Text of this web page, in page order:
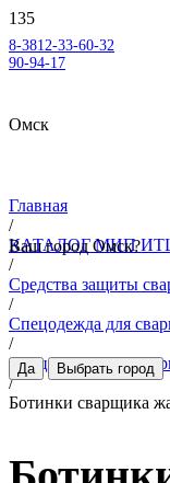
8-3812-33-60-32
90-94-17
Омск
Ваш городОмск?
Да Выбрать город
Главная
/
КАТАЛОГ МИП ИТЦ
/
Средства защиты
/
Спецодежда для
/
Спецодежда для
/
Ботинки сварщика